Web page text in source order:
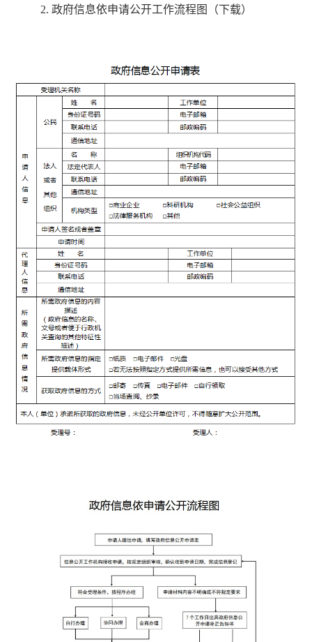
2. 政府信息依申请公开工作流程图（下载）